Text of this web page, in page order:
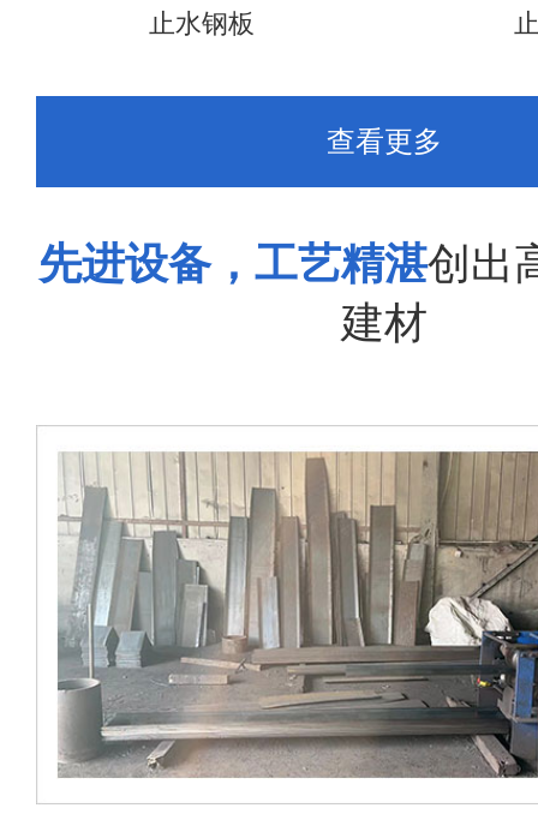
止水钢板
查看更多
先进设备，工艺精湛创出
建材